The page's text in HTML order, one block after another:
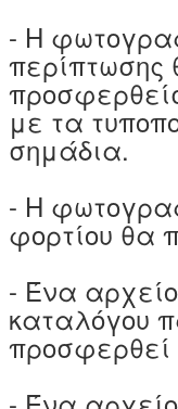
- Η
περίπτωσης
με τα
σημάδια.
- Η
φορτίου θα
- Ένα
καταλόγου
προσφερθεί